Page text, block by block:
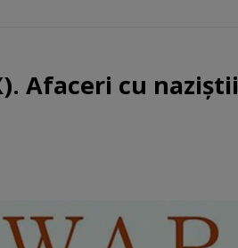
Afaceri cu naziștii